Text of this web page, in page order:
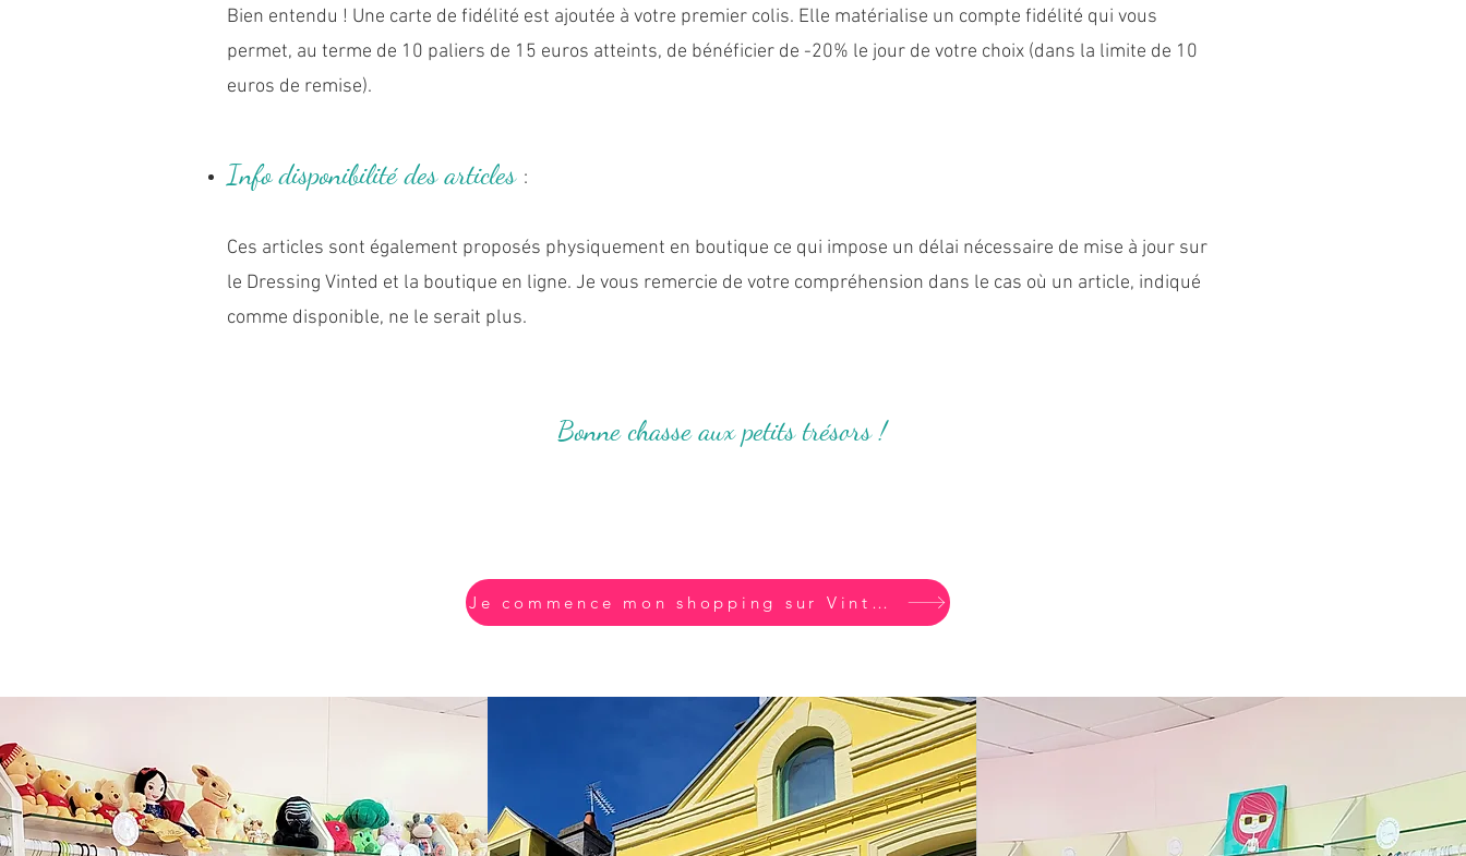
Bien entendu ! Une carte de fidélité est ajoutée à votre premier colis. Elle matérialise un compte fidélité qui vous
permet, au terme de 10 paliers de 15 euros atteints, de bénéficier de -20% le jour de votre choix (dans la limite de 10
euros de remise).
Info disponibilité des articles :
Ces articles sont également proposés physiquement en boutique ce qui impose un délai nécessaire de mise à jour sur
le Dressing Vinted et la boutique en ligne. Je vous remercie de votre compréhension dans le cas où un article, indiqué
comme disponible, ne le serait plus.
Bonne chasse aux petits trésors !
Je commence mon shopping sur Vinted